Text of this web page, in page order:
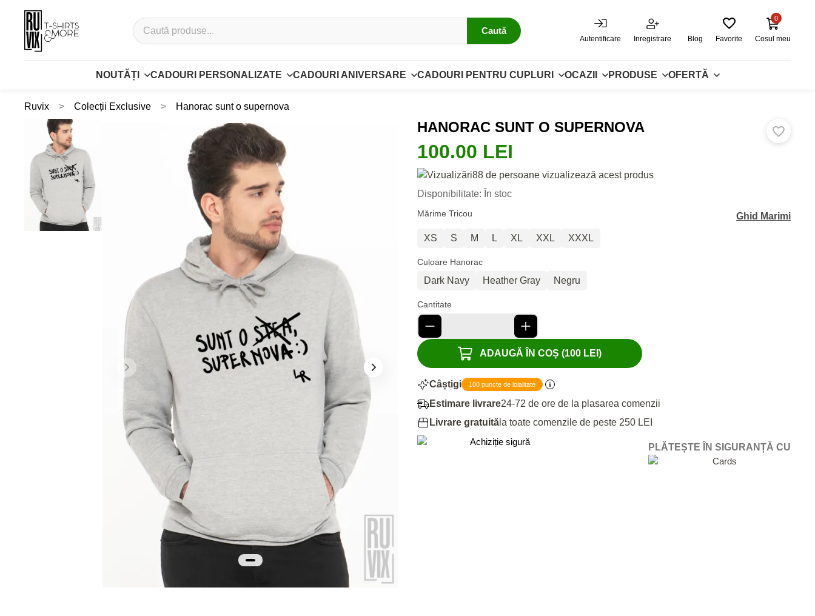
Caută
Autentificare Inregistrare Blog Favorite Cosul meu
0
NOUTĂȚI CADOURI PERSONALIZATE CADOURI ANIVERSARE CADOURI PENTRU CUPLURI OCAZII PRODUSE OFERTĂ
Ruvix Colecții Exclusive Hanorac sunt o supernova
HANORAC SUNT O SUPERNOVA
100.00 LEI
88 de persoane vizualizează acest produs
Disponibilitate: În stoc
Mărime Tricou Ghid Marimi
XS S M L XL XXL XXXL
Culoare Hanorac
Dark Navy Heather Gray Negru
Cantitate
ADAUGĂ ÎN COȘ (100 LEI)
Câștigi 100 puncte de loialitate
Estimare livrare24-72 de ore de la plasarea comenzii
Livrare gratuită la toate comenzile de peste 250 LEI
PLĂTEȘTE ÎN SIGURANȚĂ CU